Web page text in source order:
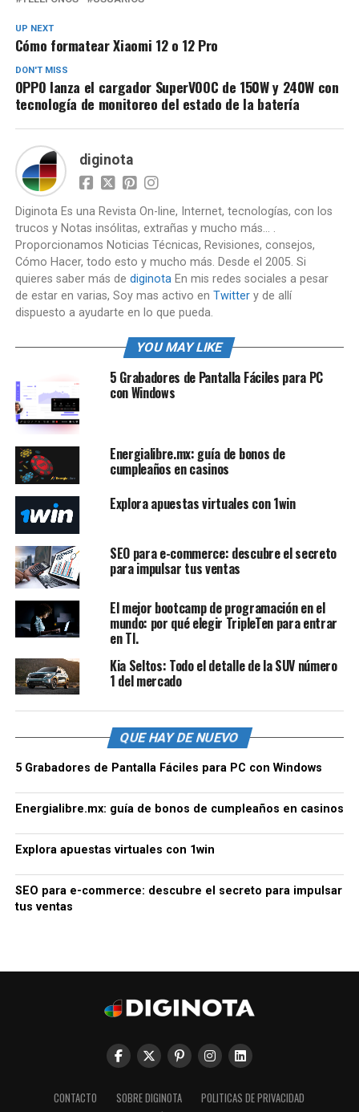
UP NEXT
Cómo formatear Xiaomi 12 o 12 Pro
DON'T MISS
OPPO lanza el cargador SuperVOOC de 150W y 240W con
tecnología de monitoreo del estado de la batería
diginota
Diginota Es una Revista On-line, Internet, tecnologías, con los
trucos y Notas insólitas, extrañas y mucho más... .
Proporcionamos Noticias Técnicas, Revisiones, consejos,
Cómo Hacer, todo esto y mucho más. Desde el 2005. Si
quieres saber más de diginotaEn mis redes sociales a pesar
de estar en varias, Soy mas activo en Twittery de allí
dispuesto a ayudarte en lo que pueda.
YOU MAY LIKE
5 Grabadores de Pantalla Fáciles para PC
con Windows
Energialibre.mx: guía de bonos de
cumpleaños en casinos
Explora apuestas virtuales con 1win
SEO para e-commerce: descubre el secreto
para impulsar tus ventas
El mejor bootcamp de programación en el
mundo: por qué elegir TripleTen para entrar
en TI.
Kia Seltos: Todo el detalle de la SUV número
1 del mercado
QUE HAY DE NUEVO
5 Grabadores de Pantalla Fáciles para PC con Windows
Energialibre.mx: guía de bonos de cumpleaños en casinos
Explora apuestas virtuales con 1win
SEO para e-commerce: descubre el secreto para impulsar
tus ventas
CONTACTO SOBRE DIGINOTA
POLITICAS DE PRIVACIDAD